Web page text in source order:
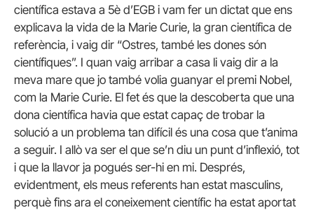
científica estava a 5è d’EGB i vam fer un dictat que ens
explicava la vida de la Marie Curie, la gran científica de
referència, i vaig dir “Ostres, també les dones són
científiques”. I quan vaig arribar a casa li vaig dir a la
meva mare que jo també volia guanyar el premi Nobel,
com la Marie Curie. El fet és que la descoberta que una
dona científica havia que estat capaç de trobar la
solució a un problema tan difícil és una cosa que t’anima
a seguir. I allò va ser el que se’n diu un punt d’inflexió, tot
i que la llavor ja pogués ser-hi en mi. Després,
evidentment, els meus referents han estat masculins,
perquè fins ara el coneixement científic ha estat aportat